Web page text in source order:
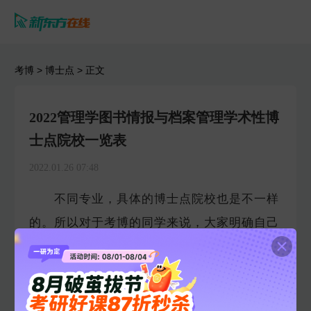
考博 > 博士点 > 正文
2022管理学图书情报与档案管理学术性博
士点院校一览表
2022.01.26 07:48
不同专业，具体的博士点院校也是不一样
的。所以对于考博的同学来说，大家明确自己
的考博专业之后，要进一步的了解具体的博士
点院校。为了方便2022考博的同学更好的查询
到报考专业对应的院校，小编为大家整理了相